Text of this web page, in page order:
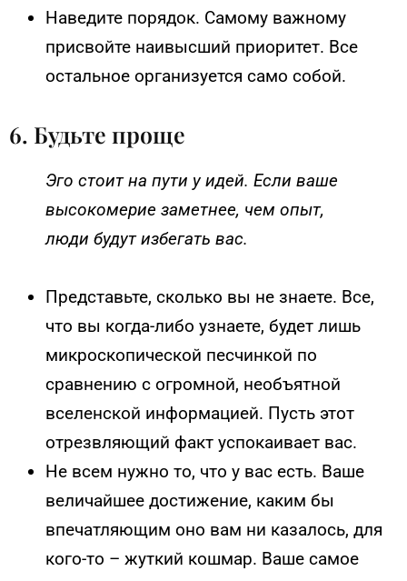
Наведите порядок. Самому важному
присвойте наивысший приоритет. Все
остальное организуется само собой.
6. Будьте проще
Эго стоит на пути у идей. Если ваше
высокомерие заметнее, чем опыт,
люди будут избегать вас.
Представьте, сколько вы не знаете. Все,
что вы когда-либо узнаете, будет лишь
микроскопической песчинкой по
сравнению с огромной, необъятной
вселенской информацией. Пусть этот
отрезвляющий факт успокаивает вас.
Не всем нужно то, что у вас есть. Ваше
величайшее достижение, каким бы
впечатляющим оно вам ни казалось, для
кого-то – жуткий кошмар. Ваше самое